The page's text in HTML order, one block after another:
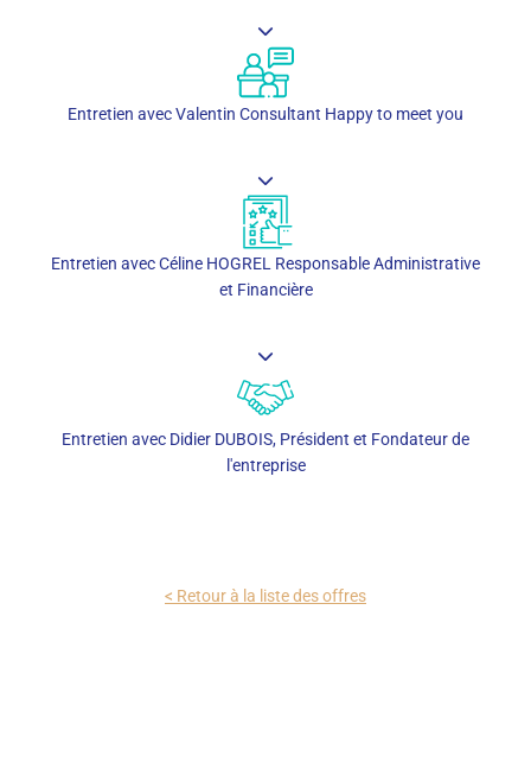
Entretien avec Valentin Consultant Happy to meet you
Entretien avec Céline HOGREL Responsable Administrative
et Financière
Entretien avec Didier DUBOIS, Président et Fondateur de
l'entreprise
< Retour à la liste des offres